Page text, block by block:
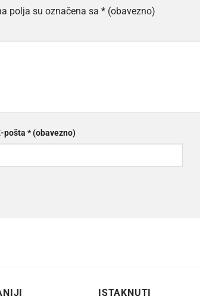
polja su označena sa * (obavezno)
pošta* (obavezno)
ISTAKNUTI